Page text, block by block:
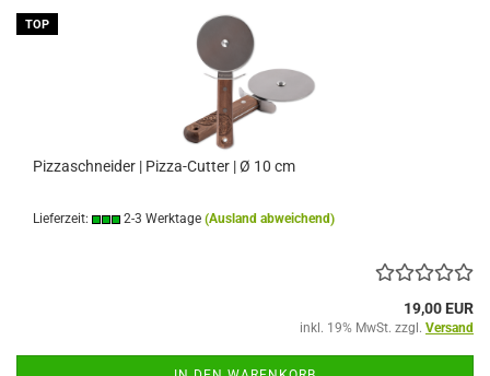
TOP
Pizzaschneider | Pizza-Cutter | Ø 10 cm
Lieferzeit: 2-3 Werktage (Ausland abweichend)
19,00 EUR
inkl. 19% MwSt. zzgl. Versand